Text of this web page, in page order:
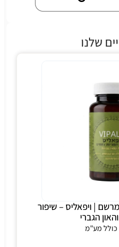
שלנו
| ויפאליס – שיפור
הגברי
כולל מע"מ